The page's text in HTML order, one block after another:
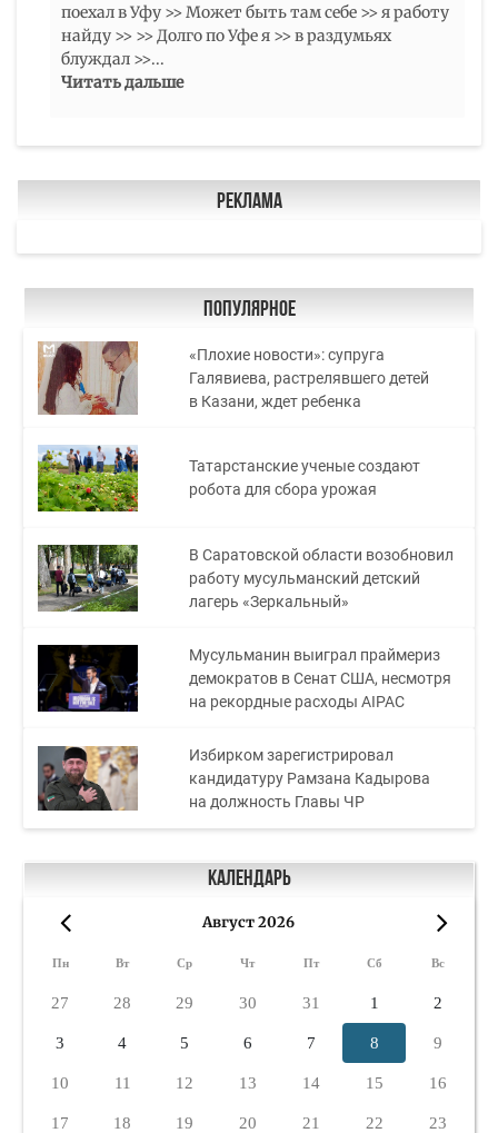
поехал в Уфу >> Может быть там себе >> я работу
найду >> >> Долго по Уфе я >> в раздумьях
блуждал >>...
Читать дальше
Реклама
Популярное
«Плохие новости»: супруга
Галявиева, растрелявшего детей
в Казани, ждет ребенка
Татарстанские ученые создают
робота для сбора урожая
В Саратовской области возобновил
работу мусульманский детский
лагерь «Зеркальный»
Мусульманин выиграл праймериз
демократов в Сенат США, несмотря
на рекордные расходы AIPAC
Избирком зарегистрировал
кандидатуру Рамзана Кадырова
на должность Главы ЧР
Календарь
Август 2026
Пн Вт Ср Чт Пт Сб Вс
27 28 29 30 31 1 2
3 4 5 6 7 8 9
10 11 12 13 14 15 16
17 18 19 20 21 22 23